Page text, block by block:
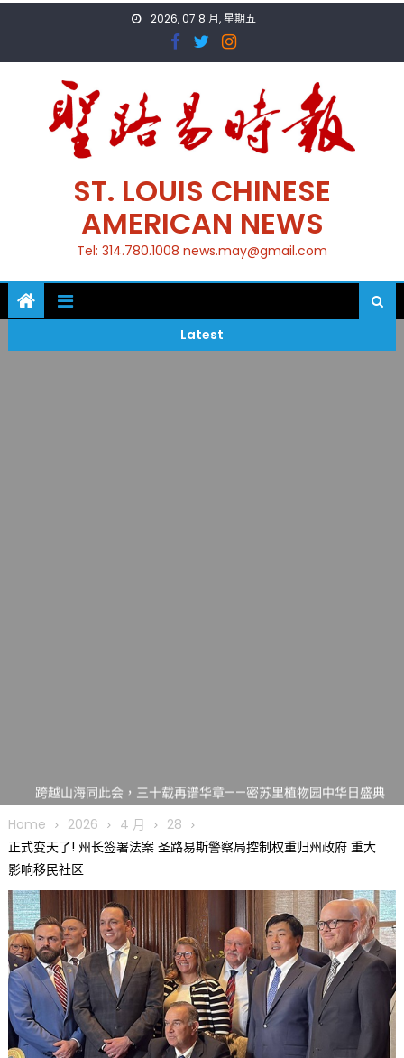
2026, 07 8 月, 星期五
ST. LOUIS CHINESE
AMERICAN NEWS
Tel: 314.780.1008 news.may@gmail.com
Latest
跨越山海同此会，三十载再谱华章——密苏里植物园中华日盛典
圆满举行
圣路易龙舟俱乐部5月16日龙舟体验日 邀请各界亲身体验划行乐
趣 + 水上竞速魅力
三十二载跨越时空的相逢
执掌密苏里植物园近四十年 致力推动全球植物多样性研究与中美
合作 Peter Raven 博士逝世 享年89岁
一晃三十年，初夏又相逢。中华日，等你来赴约 —— 密苏里植物
园“中华日三十周年特别报道（五）
筝声与琴韵交汇：刘励(Li Statler)与钢琴家Darek演绎一场古筝
与钢琴的精彩对话
Home 2026 4 月
28
正式变天了! 州长签署法案 圣路易斯警察局控制权重归州政府 重大
影响移民社区